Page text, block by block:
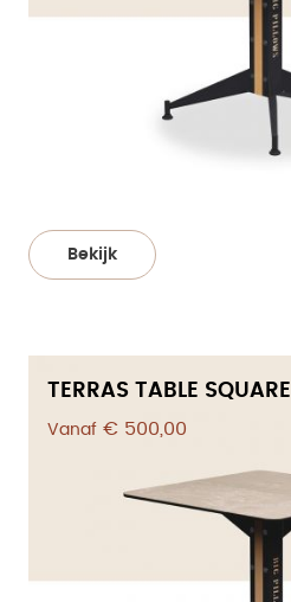
Bekijk
TERRAS TABLE SQUARE
Vanaf € 500,00